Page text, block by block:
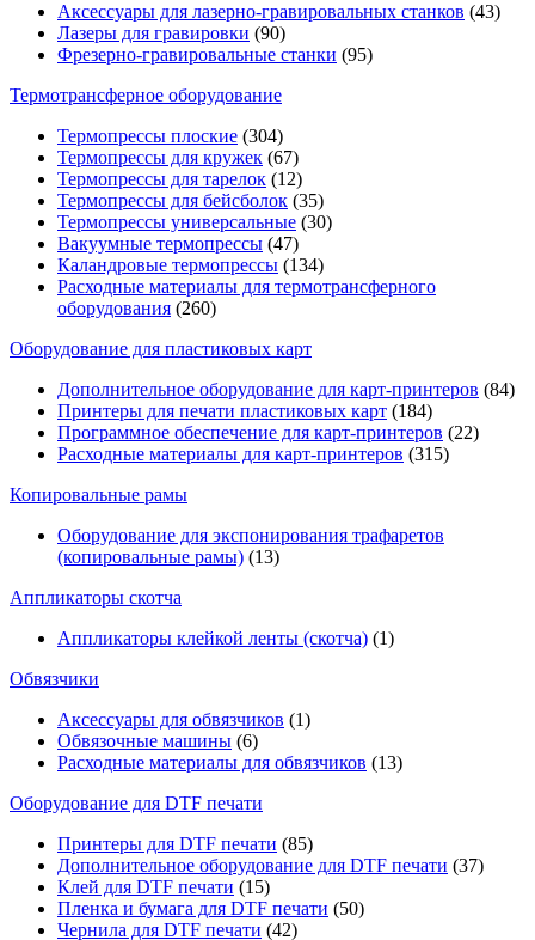
Аксессуары для лазерно-гравировальных станков (43)
Лазеры для гравировки (90)
Фрезерно-гравировальные станки (95)
Термотрансферное оборудование
Термопрессы плоские (304)
Термопрессы для кружек (67)
Термопрессы для тарелок (12)
Термопрессы для бейсболок (35)
Термопрессы универсальные (30)
Вакуумные термопрессы (47)
Каландровые термопрессы (134)
Расходные материалы для термотрансферного
оборудования (260)
Оборудование для пластиковых карт
Дополнительное оборудование для карт-принтеров (84)
Принтеры для печати пластиковых карт (184)
Программное обеспечение для карт-принтеров (22)
Расходные материалы для карт-принтеров (315)
Копировальные рамы
Оборудование для экспонирования трафаретов
(копировальные рамы) (13)
Аппликаторы скотча
Аппликаторы клейкой ленты (скотча) (1)
Обвязчики
Аксессуары для обвязчиков (1)
Обвязочные машины (6)
Расходные материалы для обвязчиков (13)
Оборудование для DTF печати
Принтеры для DTF печати (85)
Дополнительное оборудование для DTF печати (37)
Клей для DTF печати (15)
Пленка и бумага для DTF печати (50)
Чернила для DTF печати (42)